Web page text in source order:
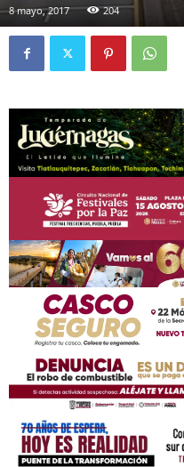
8 mayo, 2017 204